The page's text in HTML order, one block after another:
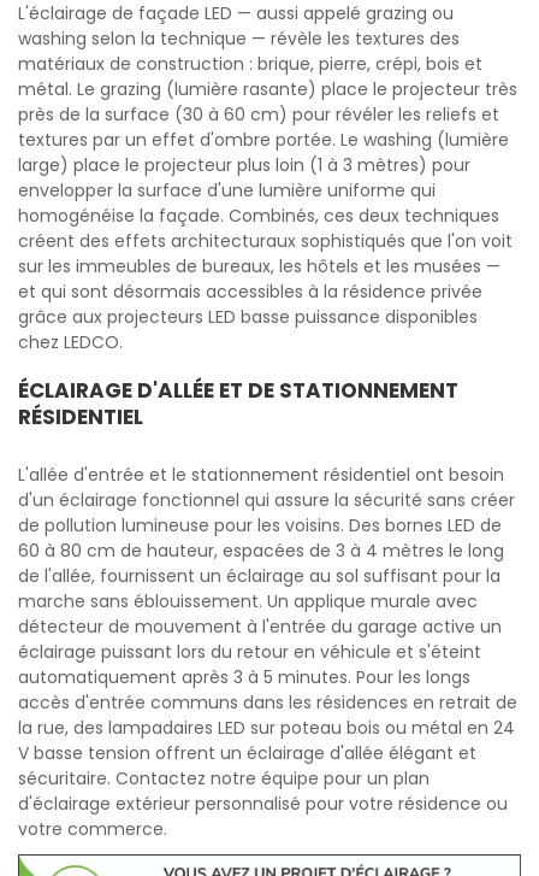
L'éclairage de façade LED — aussi appelé grazing ou
washing selon la technique — révèle les textures des
matériaux de construction : brique, pierre, crépi, bois et
métal. Le grazing (lumière rasante) place le projecteur très
près de la surface (30 à 60 cm) pour révéler les reliefs et
textures par un effet d'ombre portée. Le washing (lumière
large) place le projecteur plus loin (1 à 3 mètres) pour
envelopper la surface d'une lumière uniforme qui
homogénéise la façade. Combinés, ces deux techniques
créent des effets architecturaux sophistiqués que l'on voit
sur les immeubles de bureaux, les hôtels et les musées —
et qui sont désormais accessibles à la résidence privée
grâce aux projecteurs LED basse puissance disponibles
chez LEDCO.
ÉCLAIRAGE D'ALLÉE ET DE STATIONNEMENT
RÉSIDENTIEL
L'allée d'entrée et le stationnement résidentiel ont besoin
d'un éclairage fonctionnel qui assure la sécurité sans créer
de pollution lumineuse pour les voisins. Des bornes LED de
60 à 80 cm de hauteur, espacées de 3 à 4 mètres le long
de l'allée, fournissent un éclairage au sol suffisant pour la
marche sans éblouissement. Un applique murale avec
détecteur de mouvement à l'entrée du garage active un
éclairage puissant lors du retour en véhicule et s'éteint
automatiquement après 3 à 5 minutes. Pour les longs
accès d'entrée communs dans les résidences en retrait de
la rue, des lampadaires LED sur poteau bois ou métal en 24
V basse tension offrent un éclairage d'allée élégant et
sécuritaire. Contactez notre équipe pour un plan
d'éclairage extérieur personnalisé pour votre résidence ou
votre commerce.